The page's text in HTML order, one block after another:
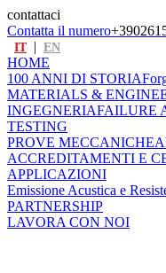
contattaci
Contatta il numero
IT | EN
HOME
100 ANNI DI STORIA
MATERIALS &
INGEGNERIAFAILURE
TESTING
PROVE MECCANICHE
ACCREDITAMENTI E
APPLICAZIONI
Emissione Acustica e
PARTNERSHIP
LAVORA CON NOI